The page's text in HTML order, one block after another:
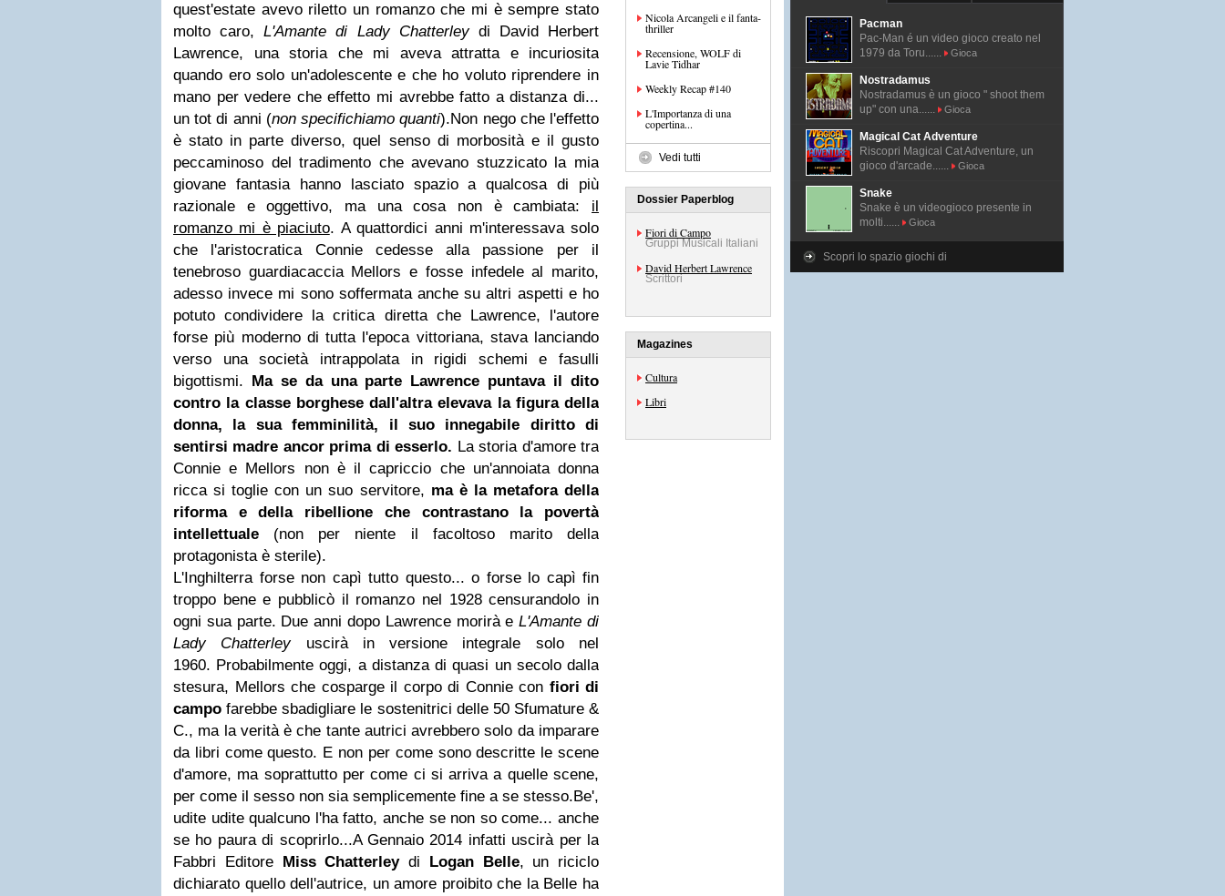
quest'estate avevo riletto un romanzo che mi è sempre stato
molto caro,L'Amante di Lady Chatterleydi David Herbert
Lawrence, una storia che mi aveva attratta e incuriosita
quando ero solo un'adolescente e che ho voluto riprendere in
mano per vedere che effetto mi avrebbe fatto a distanza di...
un tot di anni (non specifichiamo quanti).Non nego che l'effetto
è stato in parte diverso, quel senso di morbosità e il gusto
peccaminoso del tradimento che avevano stuzzicato la mia
giovane fantasia hanno lasciato spazio a qualcosa di più
razionale e oggettivo, ma una cosa non è cambiata: il
romanzo mi è piaciuto. A quattordici anni m'interessava solo
che l'aristocratica Connie cedesse alla passione per il
tenebroso guardiacaccia Mellors e fosse infedele al marito,
adesso invece mi sono soffermata anche su altri aspetti e ho
potuto condividere la critica diretta che Lawrence, l'autore
forse più moderno di tutta l'epoca vittoriana, stava lanciando
verso una società intrappolata in rigidi schemi e fasulli
bigottismi. Ma se da una parte Lawrence puntava il dito
contro la classe borghese dall'altra elevava la figura della
donna, la sua femminilità, il suo innegabile diritto di
sentirsi madre ancor prima di esserlo. La storia d'amore tra
Connie e Mellors non è il capriccio che un'annoiata donna
ricca si toglie con un suo servitore, ma è la metafora della
riforma e della ribellione che contrastano la povertà
intellettuale (non per niente il facoltoso marito della
protagonista è sterile).
L'Inghilterra forse non capì tutto questo... o forse lo capì fin
troppo bene e pubblicò il romanzo nel 1928 censurandolo in
ogni sua parte. Due anni dopo Lawrence morirà eL'Amante di
Lady Chatterleyuscirà in versione integrale solo nel
1960. Probabilmente oggi, a distanza di quasi un secolo dalla
stesura, Mellors che cosparge il corpo di Connie con fiori di
campo farebbe sbadigliare le sostenitrici delle 50 Sfumature &
C., ma la verità è che tante autrici avrebbero solo da imparare
da libri come questo. E non per come sono descritte le scene
d'amore, ma soprattutto per come ci si arriva a quelle scene,
per come il sesso non sia semplicemente fine a se stesso.Be',
udite udite qualcuno l'ha fatto, anche se non so come... anche
se ho paura di scoprirlo...A Gennaio 2014 infatti uscirà per la
Fabbri Editore Miss Chatterley di Logan Belle, un riciclo
dichiarato quello dell'autrice, un amore proibito che la Belle ha
Nicola Arcangeli e il fanta-
thriller
Recensione, WOLF di
Lavie Tidhar
Weekly Recap #140
L'Importanza di una
copertina...
Vedi tutti
Dossier Paperblog
Fiori di Campo
Gruppi Musicali Italiani
David Herbert Lawrence
Scrittori
Magazines
Cultura
Libri
Pacman
Pac-Man é un video gioco creato nel
1979 da Toru......
Gioca
Nostradamus
Nostradamus è un gioco " shoot them
up" con una......
Gioca
Magical Cat Adventure
Riscopri Magical Cat Adventure, un
gioco d'arcade......
Gioca
Snake
Snake è un videogioco presente in
molti......
Gioca
Scopri lo spazio giochi di